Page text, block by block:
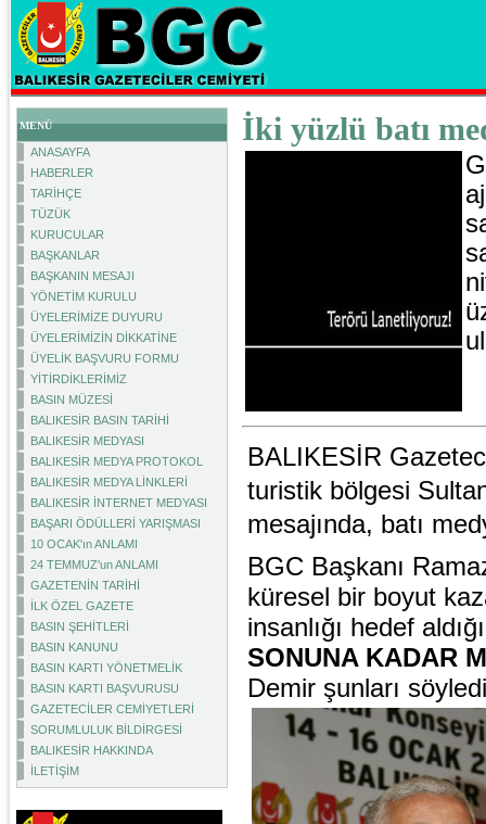
MENÜ
ANASAYFA
HABERLER
TARİHÇE
TÜZÜK
KURUCULAR
BAŞKANLAR
BAŞKANIN MESAJI
YÖNETİM KURULU
ÜYELERİMİZE DUYURU
ÜYELERİMİZİN DİKKATİNE
ÜYELİK BAŞVURU FORMU
YİTİRDİKLERİMİZ
BASIN MÜZESİ
BALIKESİR BASIN TARİHİ
BALIKESİR MEDYASI
BALIKESİR MEDYA PROTOKOL
BALIKESİR MEDYA LİNKLERİ
BALIKESİR İNTERNET MEDYASI
BAŞARI ÖDÜLLERİ YARIŞMASI
10 OCAK'ın ANLAMI
24 TEMMUZ'un ANLAMI
GAZETENİN TARİHİ
İLK ÖZEL GAZETE
BASIN ŞEHİTLERİ
BASIN KANUNU
BASIN KARTI YÖNETMELİK
BASIN KARTI BAŞVURUSU
GAZETECİLER CEMİYETLERİ
SORUMLULUK BİLDİRGESİ
BALIKESİR HAKKINDA
İLETİŞİM
İki yüzlü batı
BALIKESİR
turistik bölgesi
mesajında, batı
BGC Başkanı
küresel bir boyut
insanlığı hedef
SONUNA KADAR
Demir şunları